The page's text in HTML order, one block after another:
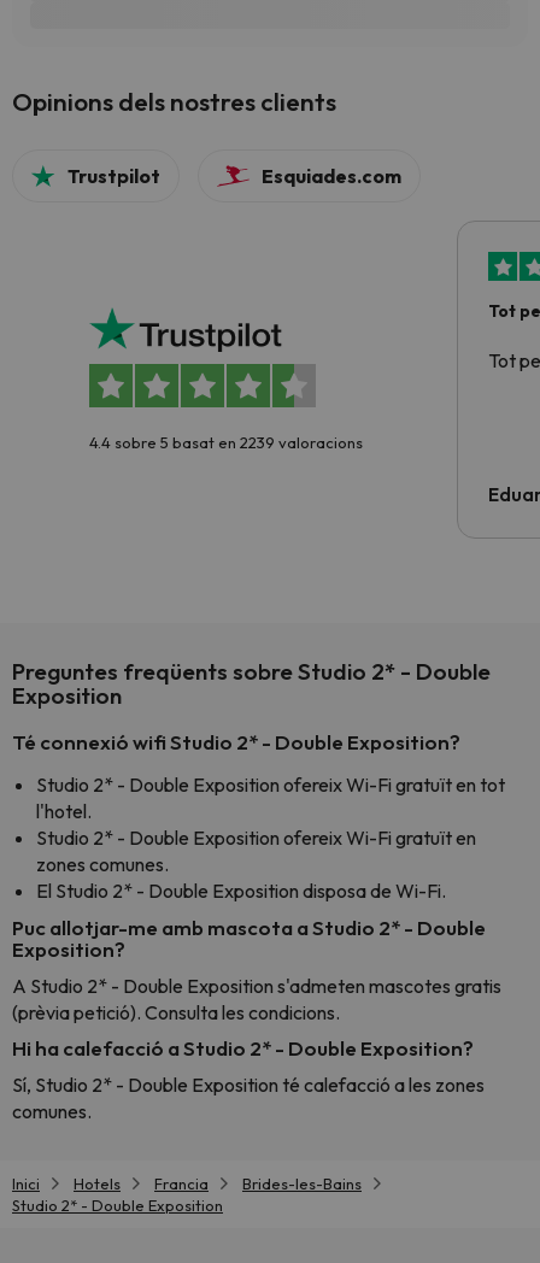
Opinions dels nostres clients
Trustpilot Esquiades.com
4.4 sobre 5 basat en 2239 valoracions
Tot
Tot
Preguntes freqüents sobre Studio 2* - Double
Exposition
Té connexió wifi Studio 2* - Double Exposition?
Studio 2* - Double Exposition ofereix Wi-Fi gratuït en tot
l'hotel.
Studio 2* - Double Exposition ofereix Wi-Fi gratuït en
zones comunes.
El Studio 2* - Double Exposition disposa de Wi-Fi.
Puc allotjar-me amb mascota a Studio 2* - Double
Exposition?
A Studio 2* - Double Exposition s'admeten mascotes gratis
(prèvia petició). Consulta les condicions.
Hi ha calefacció a Studio 2* - Double Exposition?
Sí, Studio 2* - Double Exposition té calefacció a les zones
comunes.
Inici Hotels Francia
Brides-les-Bains
Studio 2* - Double Exposition